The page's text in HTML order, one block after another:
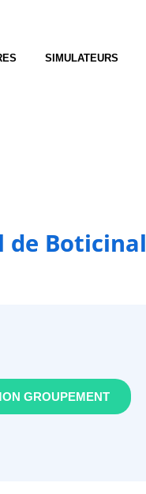
SIMULATEURS
de Boticinal
GROUPEMENT